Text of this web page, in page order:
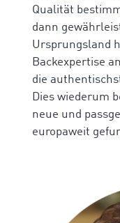
Qualität
dann
Ursprungsland
Backexpertise
die
Dies wiederum
neue und
europaweit